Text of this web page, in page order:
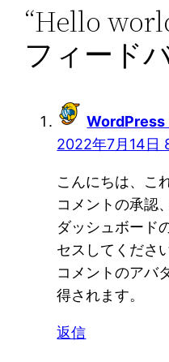
“Hello
フィード
WordPress
2022年7月14日
こんにちは、こ
コメントの承認
ダッシュボード
セスしてください
コメントのアバ
得されます。
返信